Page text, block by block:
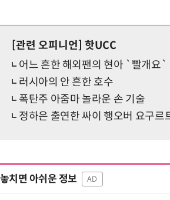
[관련 오피니언] 핫UCC
어느 흔한 해외팬의 현아 `빨개요`
러시아의 안 흔한 호수
폭탄주 아줌마 놀라운 손 기술
정하은 출연한 싸이 행오버 요구르
놓치면 아쉬운 정보 AD